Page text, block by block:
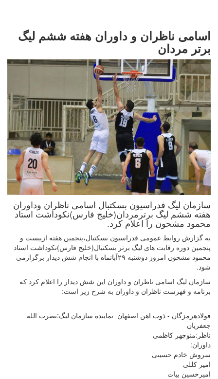
اسامی ناظران و داوران هفته ششم لیگ
برتر مردان
سازمان لیگ فدراسیون بسکتبال اسامی ناظران وداوران
هفته ششم لیگ برترمردان(خلیج فارس)نکوداشت استاد
محمود مشحون را اعلام کرد.
به گزارش روابط عمومی فدراسیون بسکتبال،پنجمین هفته ازبیست و
پنجمین دوره رقابت های لیگ برتر بسکتبال(خليج فارس)نکوداشت استاد
محمود مشحون امروز دوشنبه ۲۹آبانماه با انجام شش دیدار برگزارمی
شود.
سازمان لیگ اسامی ناظران و داوران این شش دیدار را اعلام کرد که
برنامه و فهرست ناظران و داوران به شرح زیر است:
فولادهرمزگان - ذوب اهن اصفهان نماینده سازمان لیگ:نصرت الله
جعفریان
ناظر:منوچهر کاظمی
داوران:
سروش خادم حسینی
امیر کللی
امیرحسین بیات